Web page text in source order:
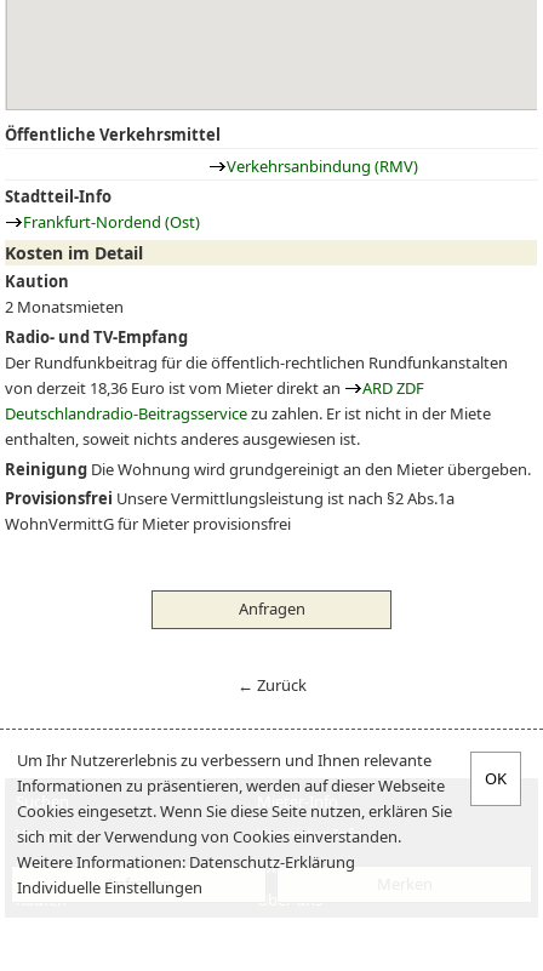
Anfragen
Öffentliche Verkehrsmittel
Verkehrsanbindung (RMV)
Stadtteil-Info
Frankfurt-Nordend (Ost)
Kosten im Detail
Kaution
2 Monatsmieten
Radio- und TV-Empfang
Der Rundfunkbeitrag für die öffentlich-rechtlichen Rundfunkanstalten
von derzeit 18,36 Euro ist vom Mieter direkt an
ARD ZDF
Deutschlandradio-Beitragsservicezu zahlen. Er ist nicht in der Miete
enthalten, soweit nichts anderes ausgewiesen ist.
Reinigung Die Wohnung wird grundgereinigt an den Mieter übergeben.
Provisionsfrei Unsere Vermittlungsleistung ist nach §2 Abs.1a
WohnVermittG für Mieter provisionsfrei
Anfragen
← Zurück
Suchen
Mieter-Info
Vermieten
Vermieter-Info
Verkaufen
Jobs
Kaufen
Um Ihr Nutzererlebnis zu verbessern und Ihnen relevante
Informationen zu präsentieren, werden auf dieser Webseite
Cookies eingesetzt. Wenn Sie diese Seite nutzen, erklären Sie
sich mit der Verwendung von Cookies einverstanden.
Weitere Informationen: Datenschutz-Erklärung
Individuelle Einstellungen